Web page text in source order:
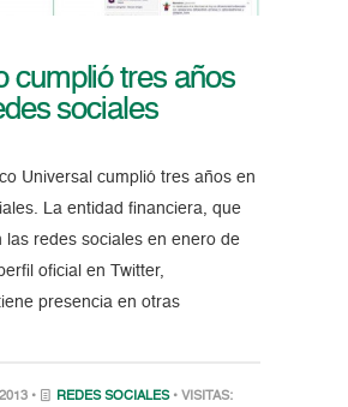
cumplió tres años
sociales
Universal cumplió tres años en
La entidad financiera, que
las redes sociales en enero de
oficial en Twitter,
presencia en otras
• REDES SOCIALES • VISITAS: